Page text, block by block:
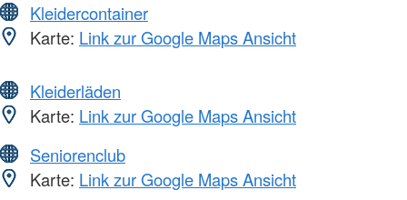
Kleidercontainer
Karte: Link zur Google Maps Ansicht
Kleiderläden
Karte: Link zur Google Maps Ansicht
Seniorenclub
Karte: Link zur Google Maps Ansicht